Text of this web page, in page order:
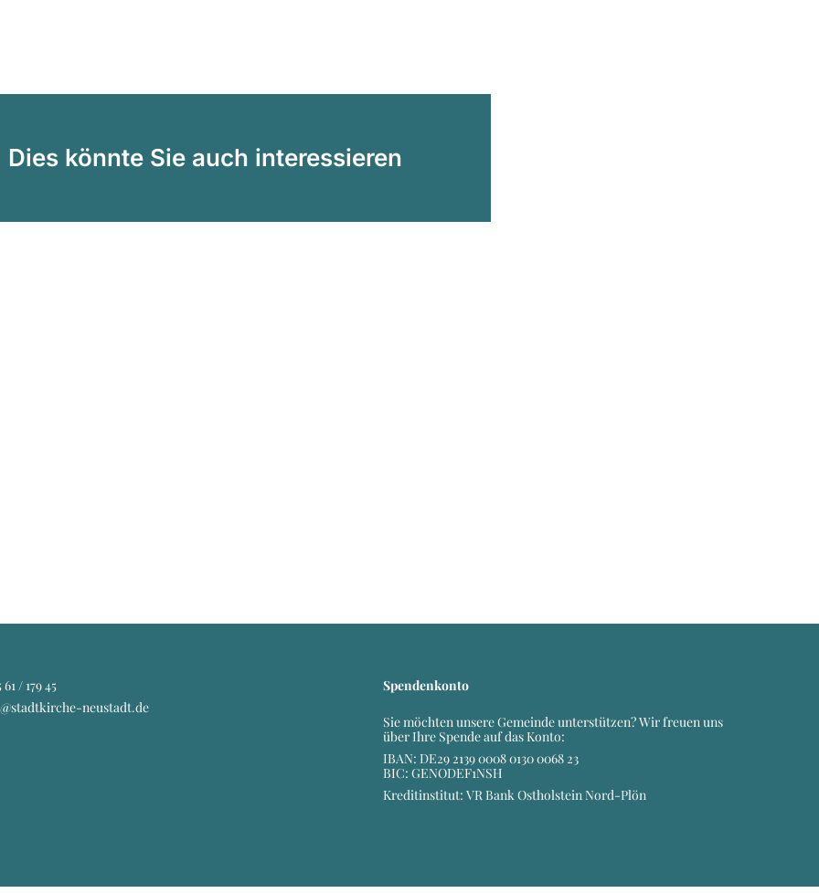
Dies könnte Sie auch interessieren
/ 179 45
neustadt.de
Spendenkonto
Sie möchten unsere Gemeinde unterstützen? Wir freuen uns
über Ihre Spende auf das Konto:
IBAN: DE29 2139 0008 0130 0068 23
BIC: GENODEF1NSH
Kreditinstitut: VR Bank Ostholstein Nord-Plön